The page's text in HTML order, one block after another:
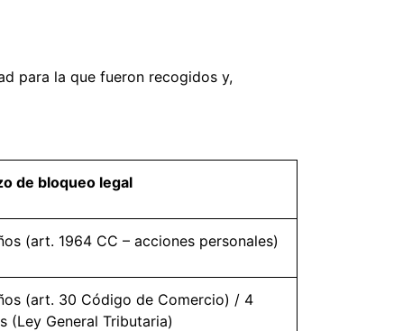
para la que fueron recogidos y,
de bloqueo legal
(art. 1964 CC – acciones personales)
(art. 30 Código de Comercio) / 4
(Ley General Tributaria)